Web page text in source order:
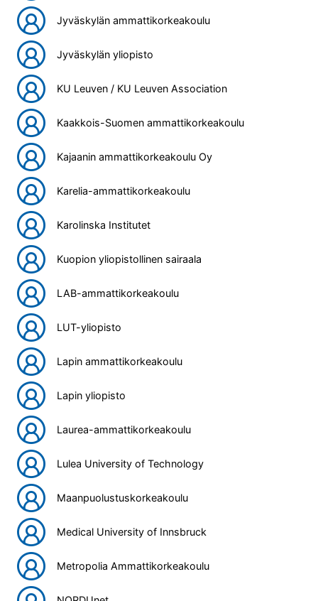
Jyväskylän ammattikorkeakoulu
Jyväskylän yliopisto
KU Leuven / KU Leuven Association
Kaakkois-Suomen ammattikorkeakoulu
Kajaanin ammattikorkeakoulu Oy
Karelia-ammattikorkeakoulu
Karolinska Institutet
Kuopion yliopistollinen sairaala
LAB-ammattikorkeakoulu
LUT-yliopisto
Lapin ammattikorkeakoulu
Lapin yliopisto
Laurea-ammattikorkeakoulu
Lulea University of Technology
Maanpuolustuskorkeakoulu
Medical University of Innsbruck
Metropolia Ammattikorkeakoulu